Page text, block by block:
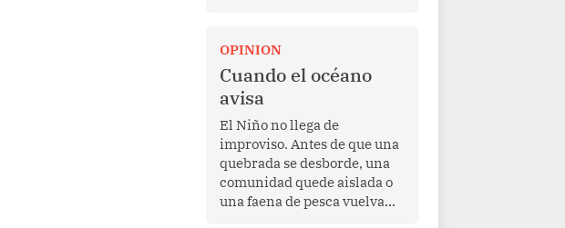
en marzo de este año por el
mandatario estadounidense
Donald Trump, con el fin de
enfrentar al crimen
transnacional organizado y
al tráfico de drogas.
OPINION
Cuando el océano
avisa
El Niño no llega de
improviso. Antes de que una
quebrada se desborde, una
comunidad quede aislada o
una faena de pesca vuelva